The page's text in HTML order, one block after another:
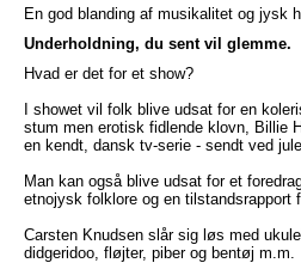
En god blanding af musikalitet og jysk
Underholdning, du sent vil glemme.
Hvad er det for et show?
I showet vil folk blive udsat for en
stum men erotisk fidlende klovn, Billie
en kendt, dansk tv-serie - sendt ved
Man kan også blive udsat for et
etnojysk folklore og en tilstandsrapport
Carsten Knudsen slår sig løs med
didgeridoo, fløjter, piber og bentøj m.m.